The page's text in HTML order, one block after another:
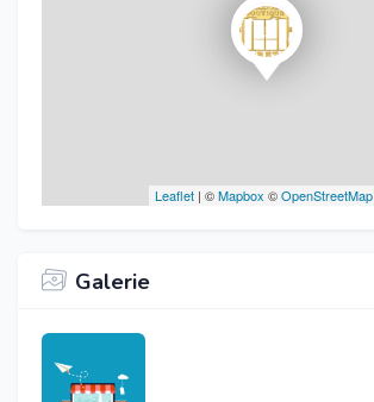
Leaflet | ©Mapbox ©OpenStreetMap
Galerie